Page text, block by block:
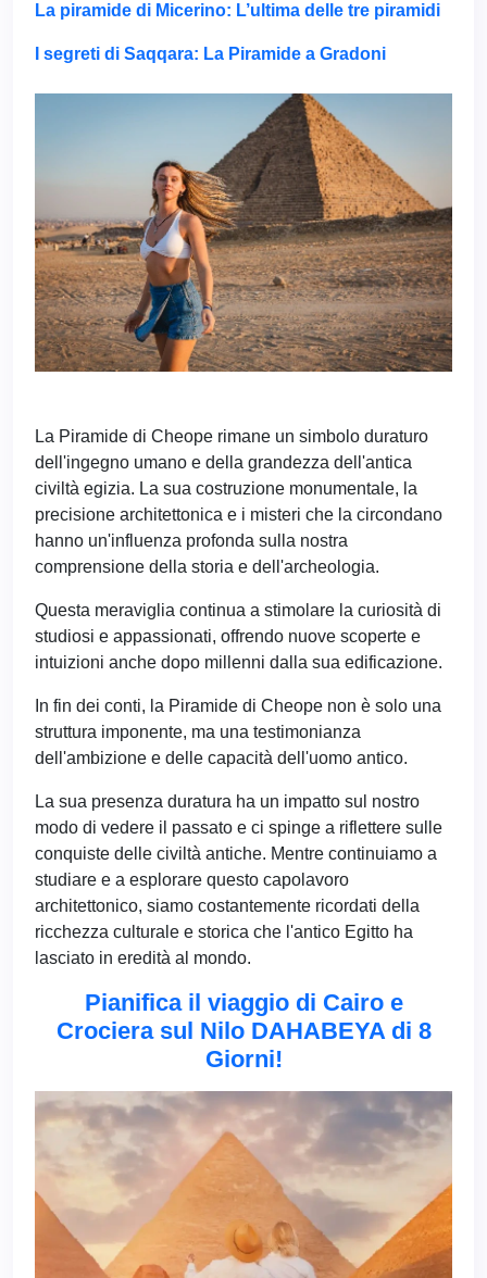
La piramide di Micerino: L’ultima delle tre piramidi
I segreti di Saqqara: La Piramide a Gradoni ‍
La Piramide di Cheope rimane un simbolo duraturo
dell'ingegno umano e della grandezza dell'antica
civiltà egizia. La sua costruzione monumentale, la
precisione architettonica e i misteri che la circondano
hanno un'influenza profonda sulla nostra
comprensione della storia e dell'archeologia.
Questa meraviglia continua a stimolare la curiosità di
studiosi e appassionati, offrendo nuove scoperte e
intuizioni anche dopo millenni dalla sua edificazione.
In fin dei conti, la Piramide di Cheope non è solo una
struttura imponente, ma una testimonianza
dell'ambizione e delle capacità dell'uomo antico.
La sua presenza duratura ha un impatto sul nostro
modo di vedere il passato e ci spinge a riflettere sulle
conquiste delle civiltà antiche. Mentre continuiamo a
studiare e a esplorare questo capolavoro
architettonico, siamo costantemente ricordati della
ricchezza culturale e storica che l'antico Egitto ha
lasciato in eredità al mondo.
Pianifica il viaggio di Cairo e
Crociera sul Nilo DAHABEYA di 8
Giorni!